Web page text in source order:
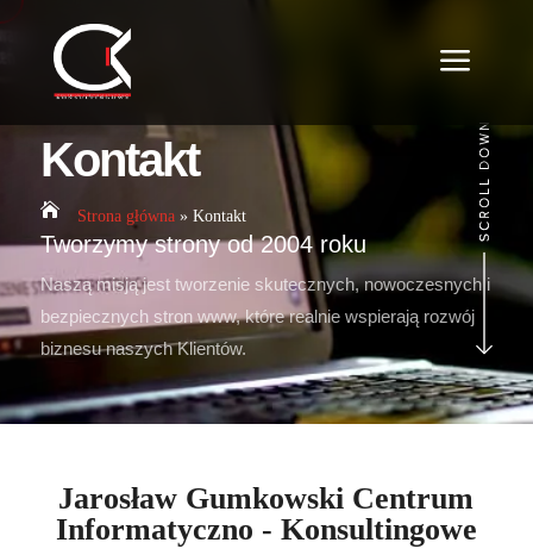
a
Kontakt
 Strona główna» Kontakt
Tworzymy strony od 2004 roku
Naszą misją jest tworzenie skutecznych, nowoczesnych i
bezpiecznych stron www, które realnie wspierają rozwój
biznesu naszych Klientów.
Jarosław Gumkowski Centrum
Informatyczno - Konsultingowe